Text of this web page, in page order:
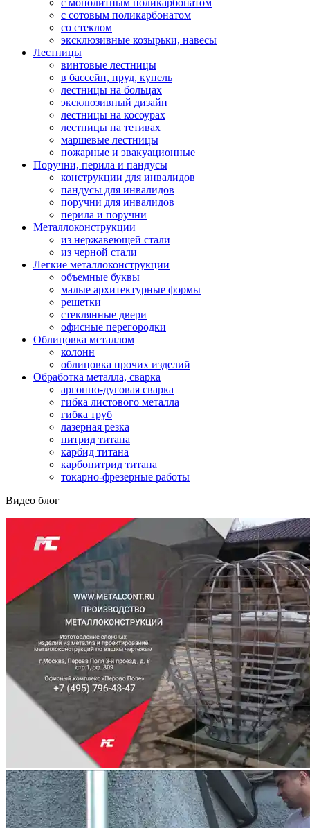
с сотовым поликарбонатом
со стеклом
эксклюзивные козырьки, навесы
Лестницы
винтовые лестницы
в бассейн, пруд, купель
лестницы на больцах
эксклюзивный дизайн
лестницы на косоурах
лестницы на тетивах
маршевые лестницы
пожарные и эвакуационные
Поручни, перила и пандусы
конструкции для инвалидов
пандусы для инвалидов
поручни для инвалидов
перила и поручни
Металлоконструкции
из нержавеющей стали
из черной стали
Легкие металлоконструкции
объемные буквы
малые архитектурные формы
решетки
стеклянные двери
офисные перегородки
Облицовка металлом
колонн
облицовка прочих изделий
Обработка металла, сварка
аргонно-дуговая сварка
гибка листового металла
гибка труб
лазерная резка
нитрид титана
карбид титана
карбонитрид титана
токарно-фрезерные работы
Видео блог